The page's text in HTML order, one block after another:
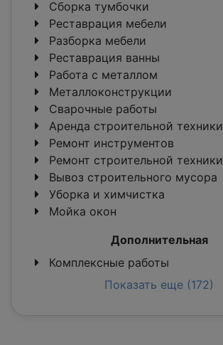
Сборка тумбочки
Реставрация мебели
Разборка мебели
Реставрация ванны
Работа с металлом
Металлоконструкции
Сварочные работы
Аренда строительной техники
Ремонт инструментов
Ремонт строительной техники
Вывоз строительного мусора
Уборка и химчистка
Мойка окон
Дополнительная
Комплексные работы
Показать еще (172)